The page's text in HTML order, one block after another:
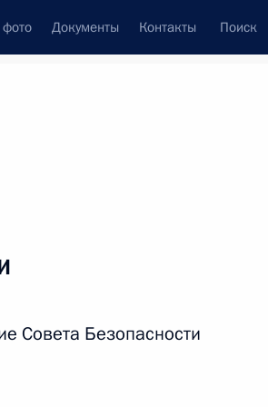
Документы Контакты Поиск
Подписаться на ленту
Совета Безопасности